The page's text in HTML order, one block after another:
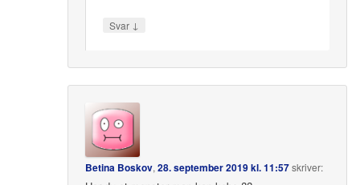
Svar ↓
Betina Boskov,28. september 2019 kl. 11:57skriver: